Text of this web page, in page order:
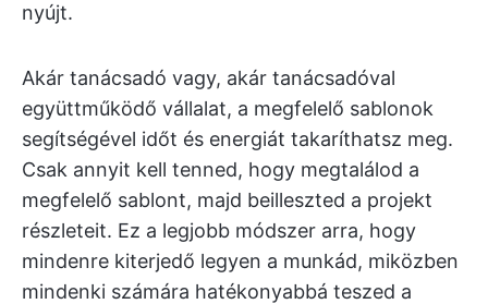
nyújt.
Akár tanácsadó vagy, akár tanácsadóval
együttműködő vállalat, a megfelelő sablonok
segítségével időt és energiát takaríthatsz meg.
Csak annyit kell tenned, hogy megtalálod a
megfelelő sablont, majd beilleszted a projekt
részleteit. Ez a legjobb módszer arra, hogy
mindenre kiterjedő legyen a munkád, miközben
mindenki számára hatékonyabbá teszed a